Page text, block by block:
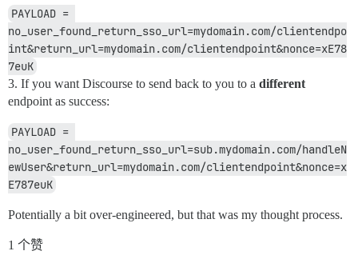
PAYLOAD =
no_user_found_return_sso_url=mydomain.com/clientendpo
int&return_url=mydomain.com/clientendpoint&nonce=xE78
7euK
3. If you want Discourse to send back to you to a different
endpoint as success:
PAYLOAD =
no_user_found_return_sso_url=sub.mydomain.com/handleN
ewUser&return_url=mydomain.com/clientendpoint&nonce=x
E787euK
Potentially a bit over-engineered, but that was my thought process.
1 个赞